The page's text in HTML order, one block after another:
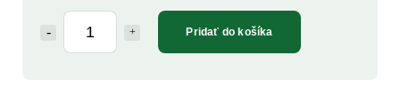
Pridať do košíka